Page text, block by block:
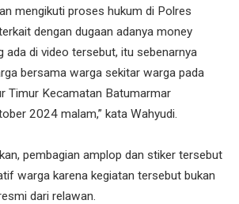
mengikuti proses hukum di Polres
dengan dugaan adanya money
ada di video tersebut, itu sebenarnya
bersama warga sekitar warga pada
Timur Kecamatan Batumarmar
2024 malam,” kata Wahyudi.
pembagian amplop dan stiker tersebut
warga karena kegiatan tersebut bukan
dari relawan.